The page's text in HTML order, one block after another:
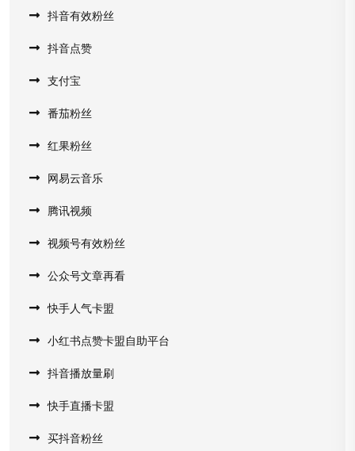
抖音有效粉丝
抖音点赞
支付宝
番茄粉丝
红果粉丝
网易云音乐
腾讯视频
视频号有效粉丝
公众号文章再看
快手人气卡盟
小红书点赞卡盟自助平台
抖音播放量刷
快手直播卡盟
买抖音粉丝